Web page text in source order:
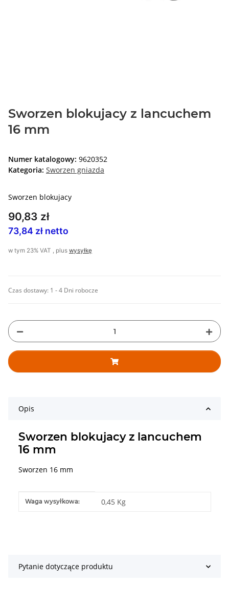
Sworzen blokujacy z lancuchem
16 mm
Numer katalogowy: 9620352
Kategoria: Sworzen gniazda
Sworzen blokujacy
90,83 zł
73,84 zł netto
w tym 23% VAT , plus wysyłkę
Czas dostawy: 1 - 4 Dni robocze
Opis
Sworzen blokujacy z lancuchem
16 mm
Sworzen 16 mm
#productDetails.itemInformation#
#productDetails.itemValue#
Waga wysyłkowa: 0,45 Kg
Pytanie dotyczące produktu